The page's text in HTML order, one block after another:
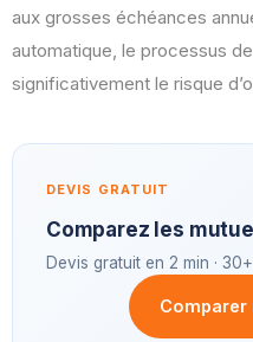
aux grosses échéances
automatique, le processus
significativement le risque
DEVIS GRATUIT
Comparez les
Devis gratuit en 2 min ·